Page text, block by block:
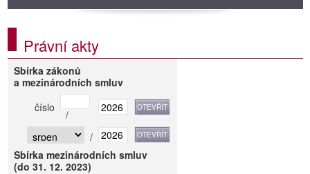
Právní akty
Sbírka zákonů
a mezinárodních smluv
číslo
/
/
Sbírka mezinárodních smluv
(do 31. 12. 2023)